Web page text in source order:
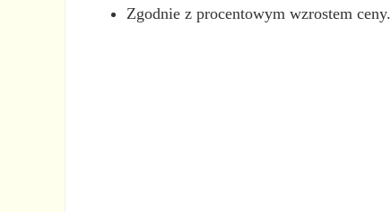
Zgodnie z procentowym wzrostem ceny.